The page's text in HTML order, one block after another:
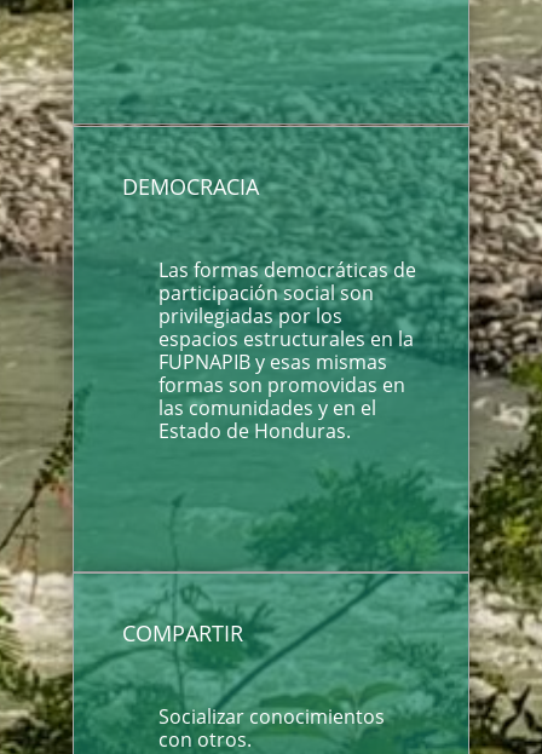
DEMOCRACIA
Las formas democráticas de
participación social son
privilegiadas por los
espacios estructurales en la
FUPNAPIB y esas mismas
formas son promovidas en
las comunidades y en el
Estado de Honduras.
COMPARTIR
Socializar conocimientos
con otros.